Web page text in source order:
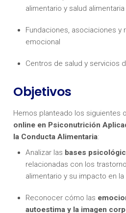
alimentario y salud alimentaria
Fundaciones, asociaciones y
emocional
Centros de salud y servicios
Objetivos
Hemos planteado los siguientes
online en Psiconutrición
la Conducta Alimentaria:
Analizar las bases
relacionadas con los
alimentario y su impacto en
Reconocer cómo las
autoestima y la imagen